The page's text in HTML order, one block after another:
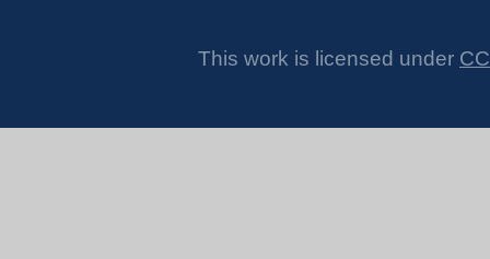
This work is licensed under